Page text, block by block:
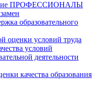
ПРОФЕССИОНАЛЫ
образовательного
оценки условий труда
условий
деятельности
качества образования